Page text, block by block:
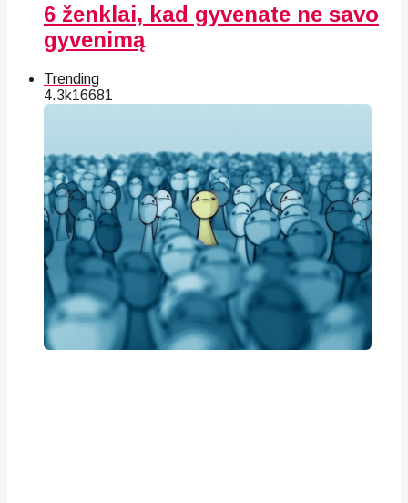
6 ženklai, kad gyvenate ne savo
gyvenimą
Trending
4.3k16681